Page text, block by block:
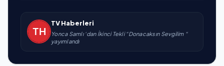
TV Haberleri
Yonca Samlı ‘dan İkinci Tekli “Donacaksın Sevgilim “
yayımlandı